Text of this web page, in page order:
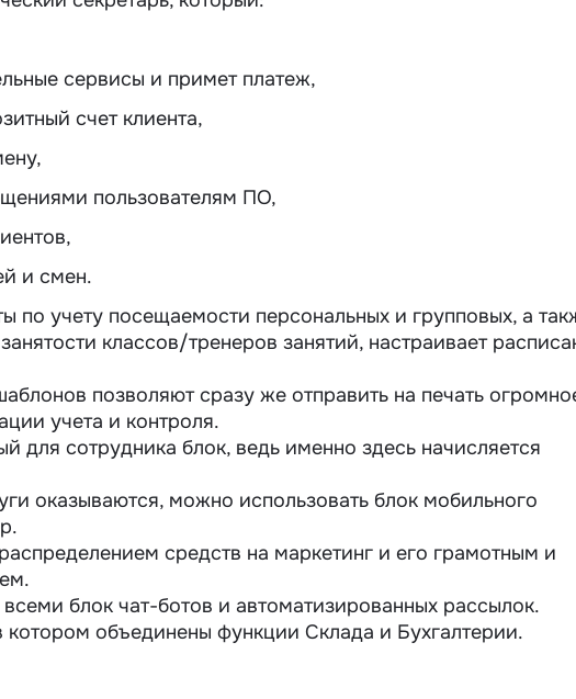
сервисы и примет платеж,
счет клиента,
пользователям ПО,
и смен.
по учету посещаемости персональных и групповых, а
классов/тренеров занятий, настраивает
позволяют сразу же отправить на печать
учета и контроля.
сотрудника блок, ведь именно здесь начисляется
оказываются, можно использовать блок мобильного
средств на маркетинг и его грамотным и
блок чат-ботов и автоматизированных рассылок.
котором объединены функции Склада и Бухгалтерии.